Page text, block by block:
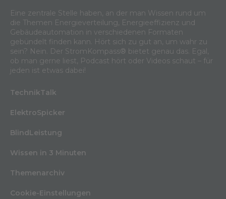
Eine zentrale Stelle haben, an der man Wissen rund um
die Themen Energieverteilung, Energieeffizienz und
Gebäudeautomation in verschiedenen Formaten
gebündelt finden kann. Hört sich zu gut an, um wahr zu
sein? Nein. Der StromKompass® bietet genau das. Egal,
ob man gerne liest, Podcast hört oder Videos schaut – für
jeden ist etwas dabei!
TechnikTalk
ElektroSpicker
BlindLeistung
Wissen in 3 Minuten
Themenarchiv
Cookie-Einstellungen